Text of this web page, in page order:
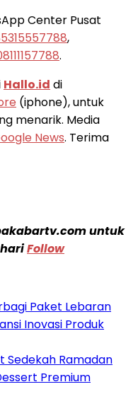
Center Pusat
,
.
Hallo.id di
(iphone), untuk
menarik. Media
News. Terima
untuk
Follow
Paket Lebaran
Inovasi Produk
Sedekah Ramadan
Premium